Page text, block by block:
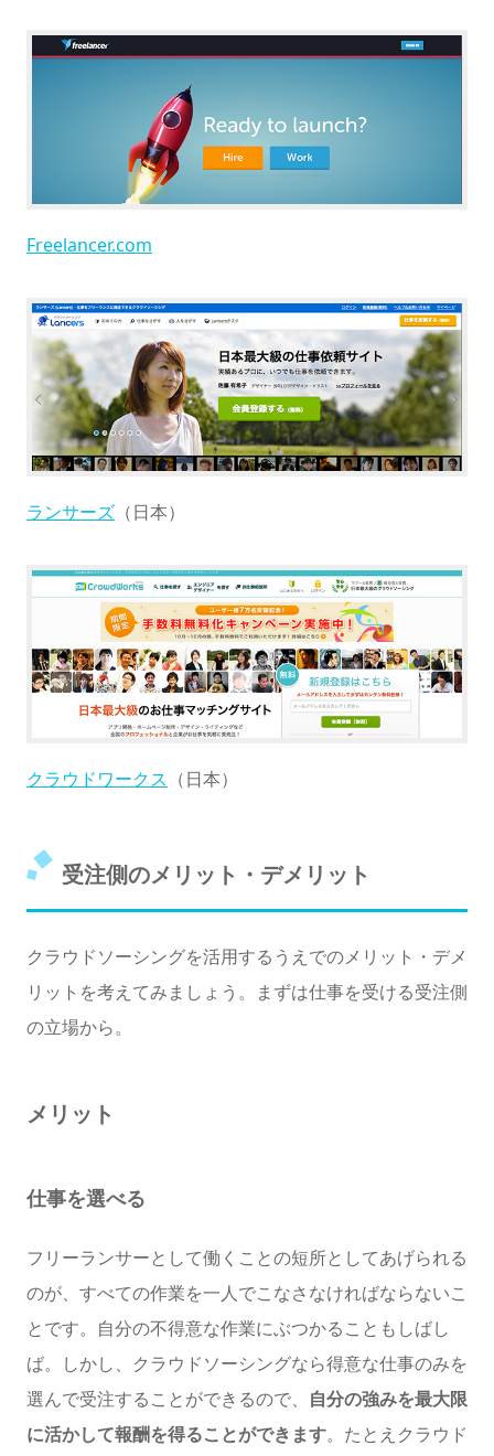
Freelancer.com
ランサーズ （日本）
クラウドワークス （日本）
受注側のメリット・デメリット
クラウドソーシングを活用するうえでのメリット・デメ
リットを考えてみましょう。まずは仕事を受ける受注側
の立場から。
メリット
仕事を選べる
フリーランサーとして働くことの短所としてあげられる
のが、すべての作業を一人でこなさなければならないこ
とです。自分の不得意な作業にぶつかることもしばし
ば。しかし、クラウドソーシングなら得意な仕事のみを
選んで受注することができるので、 自分の強みを最大限
に活かして報酬を得ることができます。たとえクラウド